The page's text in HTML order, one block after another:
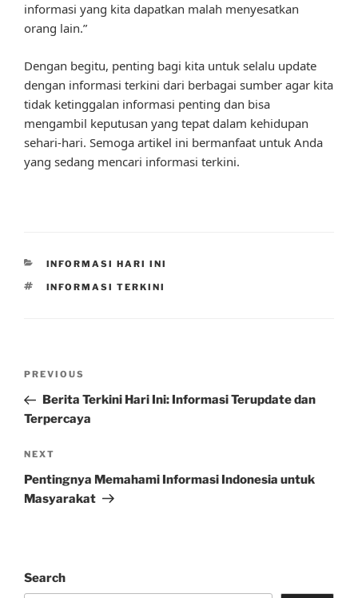
informasi yang kita dapatkan malah menyesatkan
orang lain.”
Dengan begitu, penting bagi kita untuk selalu update
dengan informasi terkini dari berbagai sumber agar kita
tidak ketinggalan informasi penting dan bisa
mengambil keputusan yang tepat dalam kehidupan
sehari-hari. Semoga artikel ini bermanfaat untuk Anda
yang sedang mencari informasi terkini.
CATEGORIES
INFORMASI HARI INI
TAGS
INFORMASI TERKINI
Previous
Post
PREVIOUS
Berita Terkini Hari Ini: Informasi Terupdate dan
Terpercaya
Next
Post
NEXT
Pentingnya Memahami Informasi Indonesia untuk
Masyarakat
Search